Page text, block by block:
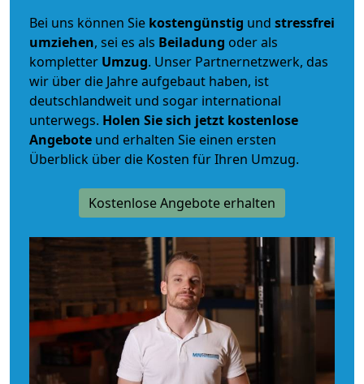
Bei uns können Sie kostengünstig und stressfrei
umziehen, sei es als Beiladung oder als
kompletter Umzug. Unser Partnernetzwerk, das
wir über die Jahre aufgebaut haben, ist
deutschlandweit und sogar international
unterwegs. Holen Sie sich jetzt kostenlose
Angebote und erhalten Sie einen ersten
Überblick über die Kosten für Ihren Umzug.
Kostenlose Angebote erhalten